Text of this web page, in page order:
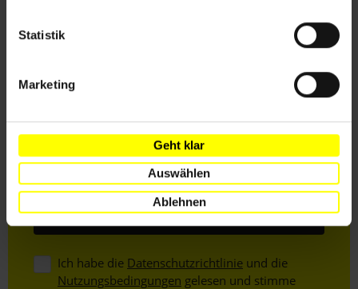
Statistik
Marketing
Geht klar
Auswählen
Ablehnen
Bleib informiert
Abonniere den Amnesty-Newsletter und mach dich
Mail
Ich habe die Datenschutzrichtlinie und die
Nutzungsbedingungen gelesen und stimme